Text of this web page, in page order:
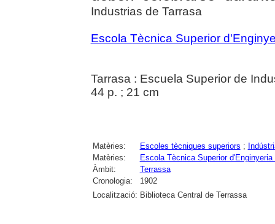
Industrias de Tarrasa
Escola Tècnica Superior
Tarrasa : Escuela Superior de
44 p. ; 21 cm
Matèries: Escoles tècniques superiors ;
Matèries:
Escola Tècnica Superior
Àmbit:
Terrassa
Cronologia:
1902
Localització: Biblioteca Central de Terrassa